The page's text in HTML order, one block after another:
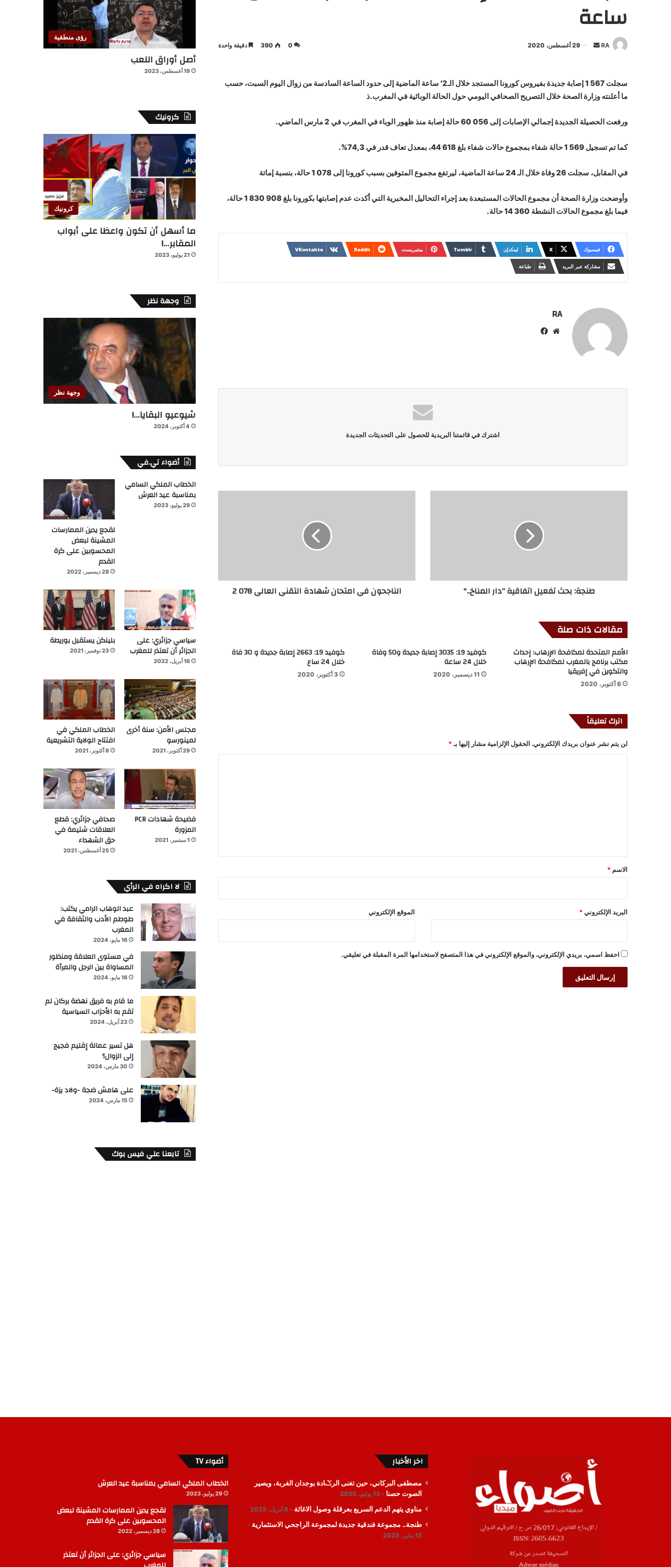
ساعة
RA
أرسل 29 أغسطس، 2020 0
390 دقيقة واحدة
سجلت 567 1 إصابة جديدة بفيروس كورونا المستجد خلال الـ2′ ساعة الماضية إلى حدود الساعة السادسة من زوال اليوم السبت، حسب
ما أعلنته وزارة الصحة خلال التصريح الصحافي اليومي حول الحالة الوبائية في المغرب.ذ
ورفعت الحصيلة الجديدة إجمالي الإصابات إلى 056 60 حالة إصابة منذ ظهور الوباء في المغرب في 2 مارس الماضي.
كما تم تسجيل 569 1 حالة شفاء بمجموع حالات شفاء بلغ 618 44، بمعدل تعاف قدر في 74,3%.
في المقابل، سجلت 26 وفاة خلال الـ 24 ساعة الماضية، ليرتفع مجموع المتوفين بسبب كورونا إلى 078 1 حالة، بنسبة إماتة
وأوضحت وزارة الصحة أن مجموع الحالات المستبعدة بعد إجراء التحاليل المخبرية التي أكدت عدم إصابتها بكورونا بلغ 908 830 1 حالة،
فيما بلغ مجموع الحالات النشطة 360 14 حالة.
فيسبوك X لينكدإن بينتيريست
مشاركة عبر البريد طباعة
RA
موقع
اشترك في قائمتنا البريدية للحصول على التحديثات الجديدة
طنجة: بحث تفعيل اتفاقية “دار المناخ.." الناجحون في امتحان شهادة التقني العالي 078 2
مقالات ذات صلة
الأمم المتحدة لمكافحة الإرهاب: إحداث
مكتب برنامج بالمغرب لمكافحة الإرهاب
والتكوين في إفريقيا
6 أكتوبر، 2020
كوفيد 19: 3035 إصابة جديدة و50 وفاة
خلال 24 ساعة
11 ديسمبر، 2020
كوفيد 19: 2663 إصابة جديدة و 30 فاة
خلال 24 ساع
3 أكتوبر، 2020
اترك تعليقاً
لن يتم نشر عنوان بريدك الإلكتروني. الحقول الإلزامية مشار إليها بـ*
*
الاسم *
البريد الإلكتروني * الموقع الإلكتروني
احفظ اسمي، بريدي الإلكتروني، والموقع الإلكتروني في هذا المتصفح لاستخدامها المرة المقبلة في تعليقي.
رؤى منطقية
أصل أوراق اللعب
19 أغسطس، 2023
كرونيك
كرونيك
ما أسهل أن تكون واعظا على أبواب
المقابر…!
21 يوليو، 2023
وجهة نظر
وجهة نظر
شيوعيو البقايا…!
4 أكتوبر، 2024
أضواء تي.في
الخطاب الملكي السامي
بمناسبة عيد العرش
29 يوليو، 2023
لقجع يدين الممارسات
المشينة لبعض
المحسوبين على كرة
القدم
28 ديسمبر، 2022
سياسي جزائري: على
الجزائر أن تعتذر للمغرب
16 أبريل، 2022
بلينكن يستقبل بوريطة
23 نوفمبر، 2021
مجلس الأمن: سنة أخرى
لمينورسو
29 أكتوبر، 2021
الخطاب الملكي في
افتتاح الولاية التشريعية
8 أكتوبر، 2021
فضيحة شهادات PCR
المزورة
1 سبتمبر، 2021
صحافي جزائري: قطع
العلاقات شتيمة في
حق الشهداء
25 أغسطس، 2021
لا اكراه في الرأي
عبد الوهاب الرامي يكتب:
طوطم الأدب والثقافة في
المغرب
16 مايو، 2024
في مستوى العلاقة ومنظور
المساواة بين الرجل والمرأة
16 مايو، 2024
ما قام به فريق نهضة بركان لم
تقم به الأحزاب السياسية
23 أبريل، 2024
هل تسير عمالة إقليم فجيج
إلى الزوال؟
30 مارس، 2024
على هامش ضجة -ولاد يزة-
15 مارس، 2024
تابعنا علي فيس بوك
اخر الأخبار
مصطفى البركاني، حين تغنى الرݣادة بوجدان الغربة، ويصير
الصوت حصنا
13 يوليو، 2025
مناوي يتهم الدعم السريع بعرقلة وصول الاغاثة 8 أبريل، 2025
طنجة.. مجموعة فندقية جديدة لمجموعة الراجحي الاستثمارية
15 يناير، 2025
أضواء TV
الخطاب الملكي السامي بمناسبة عيد العرش
29 يوليو، 2023
لقجع يدين الممارسات المشينة لبعض
المحسوبين على كرة القدم
28 ديسمبر، 2022
سياسي جزائري: على الجزائر أن تعتذر